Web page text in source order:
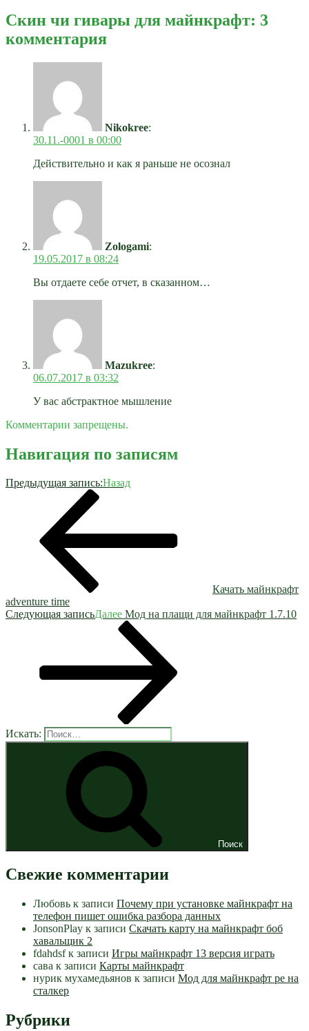
Скин чи гивары для майнкрафт: 3
комментария
Nikokree:
30.11.-0001 в 00:00
Действительно и как я раньше не осознал
Zologami:
19.05.2017 в 08:24
Вы отдаете себе отчет, в сказанном…
Mazukree:
06.07.2017 в 03:32
У вас абстрактное мышление
Комментарии запрещены.
Навигация по записям
Предыдущая запись:Назад
Качать майнкрафт
adventure time
Следующая записьДалее Мод на плащи для майнкрафт 1.7.10
Искать:
Поиск
Свежие комментарии
Любовь к записи Почему при установке майнкрафт на
телефон пишет ошибка разбора данных
JonsonPlay к записи Скачать карту на майнкрафт боб
хавальщик 2
fdahdsfк записи Игры майнкрафт 13 версия играть
сава к записи Карты майнкрафт
нурик мухамедьянов к записи Мод для майнкрафт pe на
сталкер
Рубрики